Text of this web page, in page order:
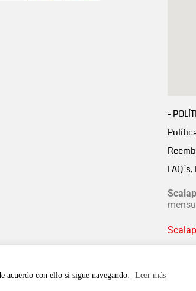
acuerdo con ello si sigue navegando. Leer más
-